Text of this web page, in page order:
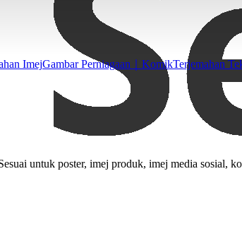
ImejGambar Perniagaan｜KomikTerjemahan
untuk poster, imej produk, imej media sosial,